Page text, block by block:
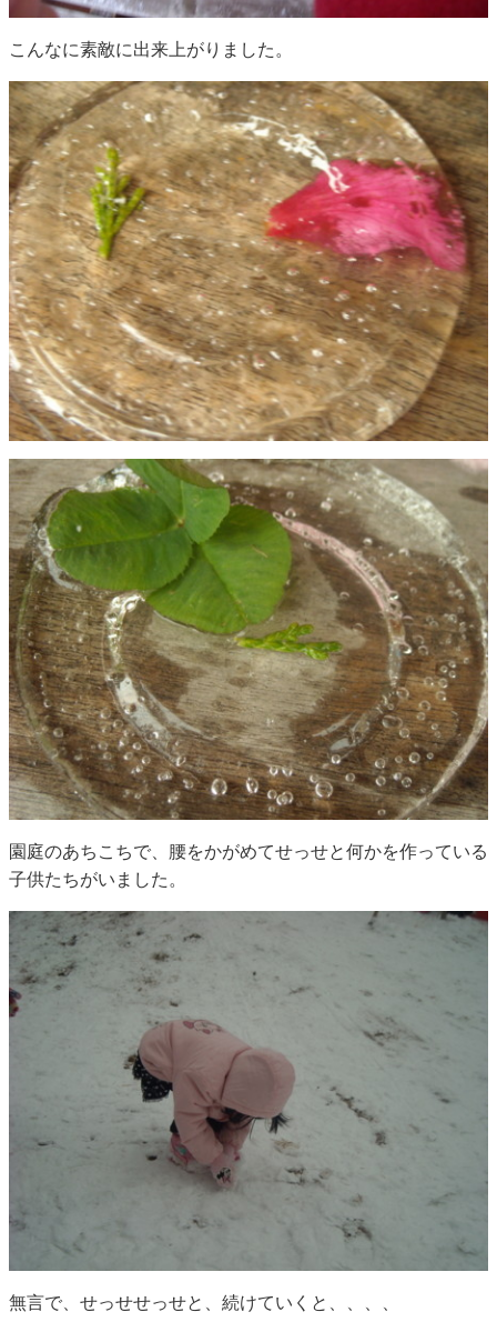
こんなに素敵に出来上がりました。
園庭のあちこちで、腰をかがめてせっせと何かを作っている
子供たちがいました。
無言で、せっせせっせと、続けていくと、、、、